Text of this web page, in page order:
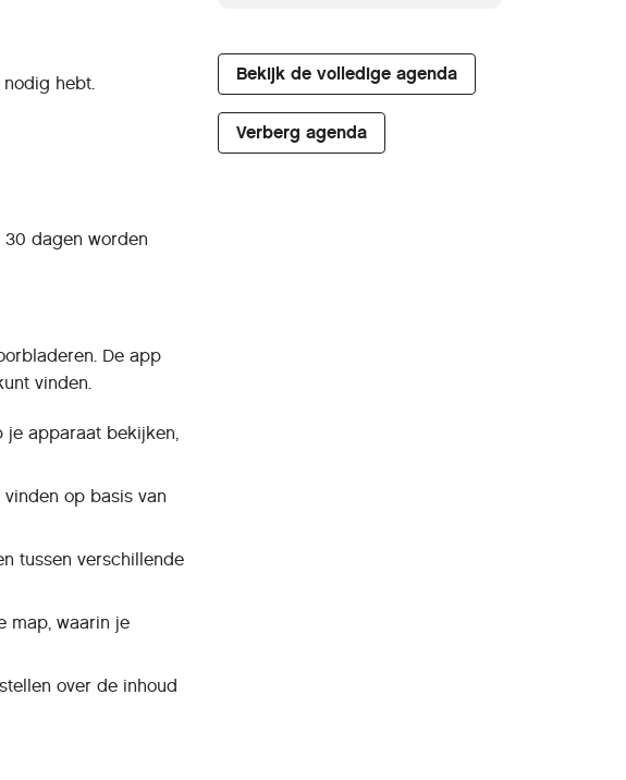
hebt.
dagen worden
De app
vinden.
je apparaat bekijken,
op basis van
tussen verschillende
map, waarin je
over de inhoud
Bekijk de volledige agenda
Verberg agenda